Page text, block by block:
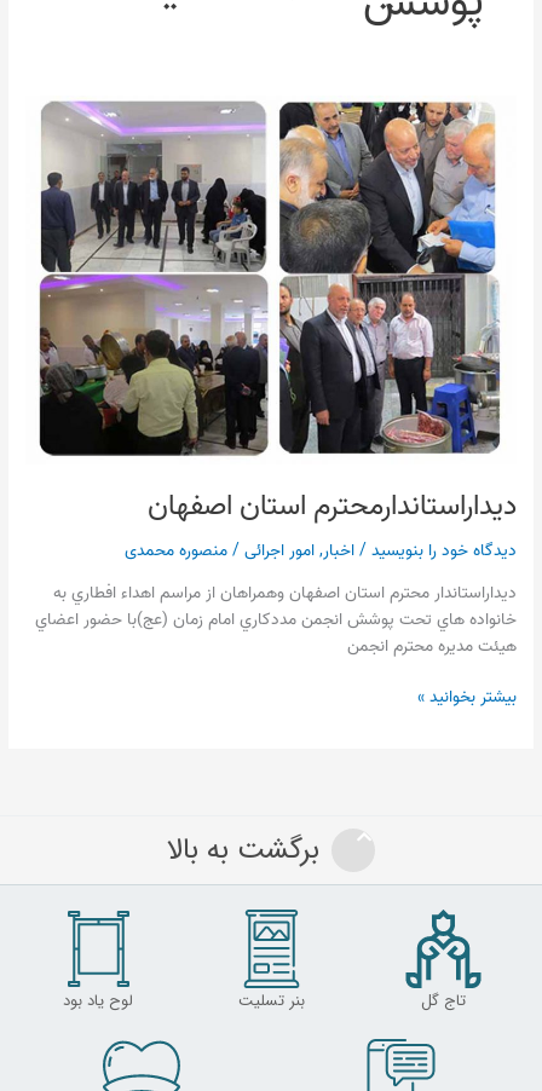
ديداراستاندارمحترم استان اصفهان
دیدگاه‌ خود را بنویسید/اخبار,امور اجرائی/منصوره محمدی
ديداراستاندار محترم استان اصفهان وهمراهان از مراسم اهداء افطاري به
خانواده هاي تحت پوشش انجمن مددكاري امام زمان (عج)با حضور اعضاي
هيئت مديره محترم انجمن
ديداراستاندارمحترم
استان
اصفهان
بیشتر بخوانید »
برگشت به بالا
تاج گل بنر تسلیت لوح یاد بود